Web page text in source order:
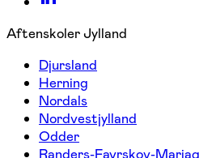
Aftenskoler Jylland
Djursland
Herning
Nordals
Nordvestjylland
Odder
Randers-Favrskov-